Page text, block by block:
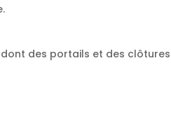
des portails et des